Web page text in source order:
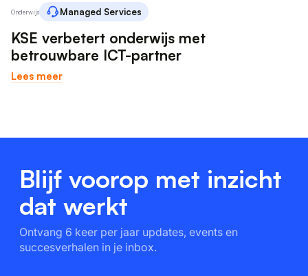
Onderwijs Managed Services
KSE verbetert onderwijs met
betrouwbare ICT-partner
Lees meer
Blijf voorop met inzicht
dat werkt
Ontvang 6 keer per jaar updates, events en
succesverhalen in je inbox.